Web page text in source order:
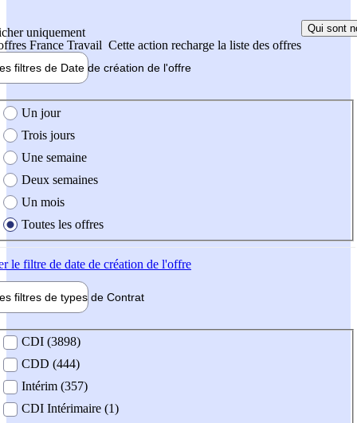
uniquement
France Travail Cette action recharge la liste des offres
Qui sont
filtres de Date de création de l'offre
création de l'offre
Un jour
Trois jours
Une semaine
Deux semaines
Un mois
Toutes les offres
le filtre de date de création de l'offre
filtres de types de Contrat
contrat
CDI (3898)
CDD (444)
Intérim (357)
CDI Intérimaire (1)